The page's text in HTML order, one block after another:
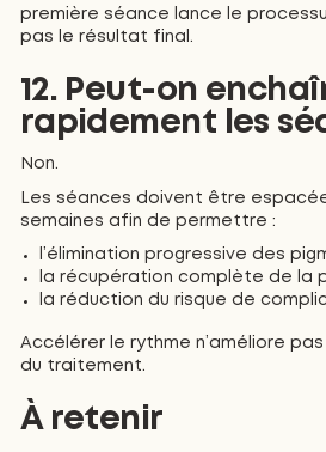
première séance lance le
pas le résultat final.
12. Peut-on
rapidement les
Non.
Les séances doivent être
semaines afin de permettre :
l’élimination progressive des
la récupération complète de la
la réduction du risque de
Accélérer le rythme n’améliore
du traitement.
À retenir